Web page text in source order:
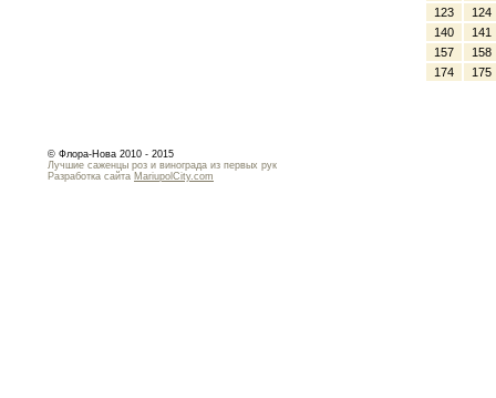
123
124
140
141
157
158
174
175
© Флора-Нова 2010 - 2015
Лучшие саженцы роз и винограда из первых рук
Разработка сайта MariupolCity.com